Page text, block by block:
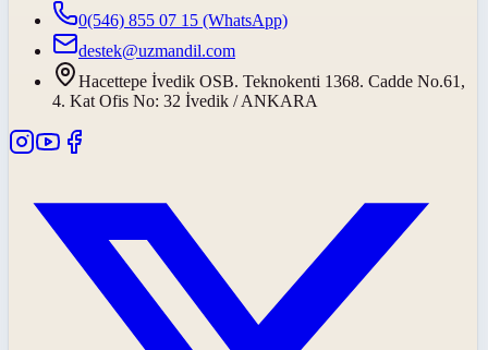
0(546) 855 07 15 (WhatsApp)
destek@uzmandil.com
Hacettepe İvedik OSB. Teknokenti 1368. Cadde No.61,
4. Kat Ofis No: 32 İvedik / ANKARA